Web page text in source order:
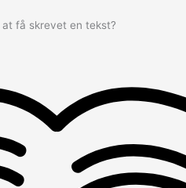
få skrevet en tekst?